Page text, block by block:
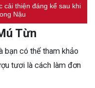
cải thiện đáng kể sau khi
Nậu
Từn
bạn có thể tham khảo
tươi là cách làm đơn